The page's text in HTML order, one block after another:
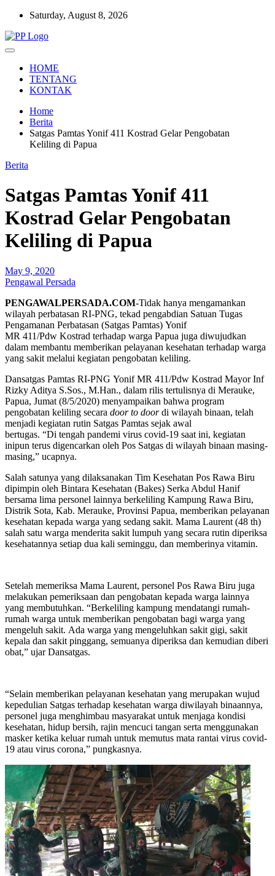
Skip
content
Saturday, August 8, 2026
Pengawal Persada
HOME
TENTANG
KONTAK
Home
Berita
Satgas Pamtas Yonif 411 Kostrad Gelar Pengobatan
Keliling di Papua
Berita
Satgas Pamtas Yonif 411
Kostrad Gelar Pengobatan
Keliling di Papua
May 9, 2020
Pengawal Persada
PENGAWALPERSADA.COM-Tidak hanya mengamankan
wilayah perbatasan RI-PNG, tekad pengabdian Satuan Tugas
Pengamanan Perbatasan (Satgas Pamtas) Yonif
MR 411/Pdw Kostrad terhadap warga Papua juga diwujudkan
dalam membantu memberikan pelayanan kesehatan terhadap warga
yang sakit melalui kegiatan pengobatan keliling.
Dansatgas Pamtas RI-PNG Yonif MR 411/Pdw Kostrad Mayor Inf
Rizky Aditya S.Sos., M.Han., dalam rilis tertulisnya di Merauke,
Papua, Jumat (8/5/2020) menyampaikan bahwa program
pengobatan keliling secara door to doordi wilayah binaan, telah
menjadi kegiatan rutin Satgas Pamtas sejak awal
bertugas. “Di tengah pandemi virus covid-19 saat ini, kegiatan
inipun terus digencarkan oleh Pos Satgas di wilayah binaan masing-
masing,” ucapnya.
Salah satunya yang dilaksanakan Tim Kesehatan Pos Rawa Biru
dipimpin oleh Bintara Kesehatan (Bakes) Serka Abdul Hanif
bersama lima personel lainnya berkeliling Kampung Rawa Biru,
Distrik Sota, Kab. Merauke, Provinsi Papua, memberikan pelayanan
kesehatan kepada warga yang sedang sakit. Mama Laurent (48 th)
salah satu warga menderita sakit lumpuh yang secara rutin diperiksa
kesehatannya setiap dua kali seminggu, dan memberinya vitamin.
Setelah memeriksa Mama Laurent, personel Pos Rawa Biru juga
melakukan pemeriksaan dan pengobatan kepada warga lainnya
yang membutuhkan. “Berkeliling kampung mendatangi rumah-
rumah warga untuk memberikan pengobatan bagi warga yang
mengeluh sakit. Ada warga yang mengeluhkan sakit gigi, sakit
kepala dan sakit pinggang, semuanya diperiksa dan kemudian diberi
obat,” ujar Dansatgas.
“Selain memberikan pelayanan kesehatan yang merupakan wujud
kepedulian Satgas terhadap kesehatan warga diwilayah binaannya,
personel juga menghimbau masyarakat untuk menjaga kondisi
kesehatan, hidup bersih, rajin mencuci tangan serta menggunakan
masker ketika keluar rumah untuk memutus mata rantai virus covid-
19 atau virus corona,” pungkasnya.